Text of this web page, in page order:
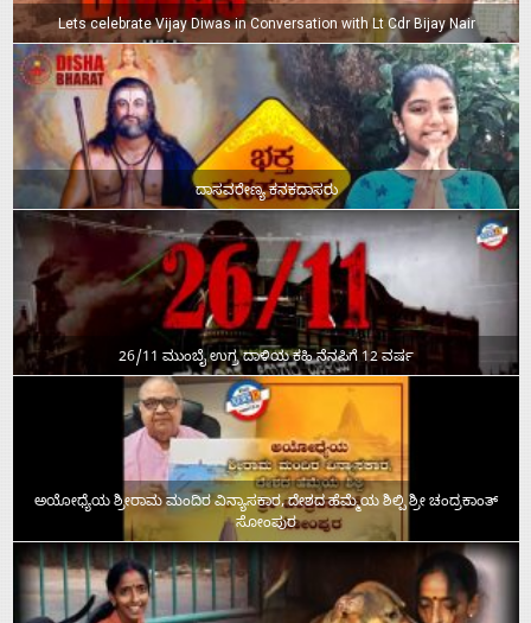
Lets celebrate Vijay Diwas in Conversation with Lt Cdr Bijay Nair
ದಾಸವರೇಣ್ಯ ಕನಕದಾಸರು
26/11 ಮುಂಬೈ ಉಗ್ರ ದಾಳಿಯ ಕಹಿ ನೆನಪಿಗೆ 12 ವರ್ಷ
ಅಯೋಧ್ಯೆಯ ಶ್ರೀರಾಮ ಮಂದಿರ ವಿನ್ಯಾಸಕಾರ, ದೇಶದ ಹೆಮ್ಮೆಯ ಶಿಲ್ಪಿ ಶ್ರೀ ಚಂದ್ರಕಾಂತ್‌
ಸೋಂಪುರ